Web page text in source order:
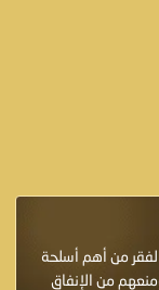
الخوف من الفقر من أهم أسلحة
من الإنفاق